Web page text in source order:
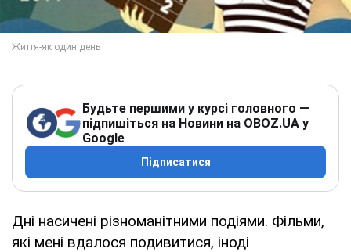
Будьте першими у курсі головного —
підпишіться на Новини на OBOZ.UA у
Google
Підписатися
Дні насичені різноманітними подіями. Фільми,
які мені вдалося подивитися, іноді